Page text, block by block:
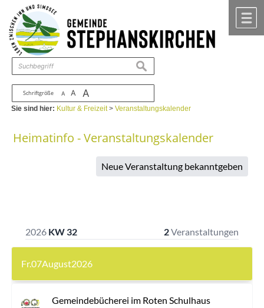
Zum Inhalt ,zur Navigation
Schriftgröße A A A
suchen
Sie sind hier: Kultur & Freizeit>Veranstaltungskalender
Heimatinfo - Veranstaltungskalender